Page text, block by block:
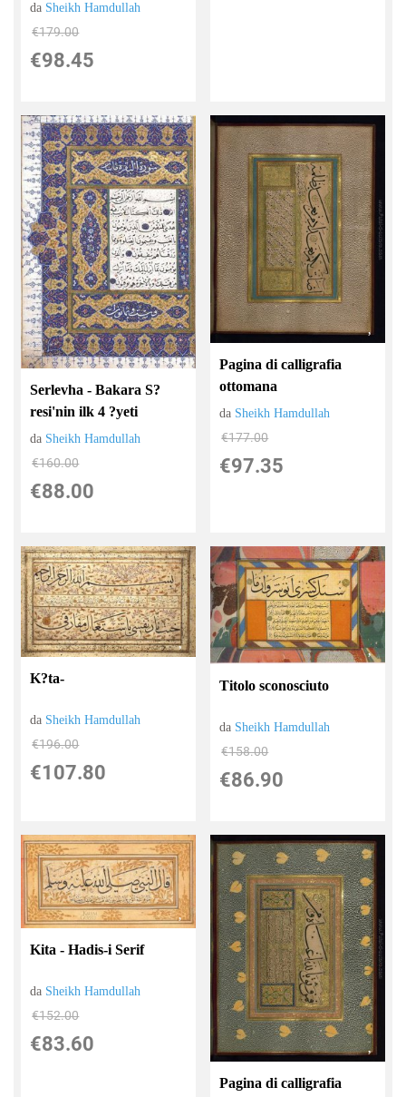
da Sheikh Hamdullah
€179.00
€98.45
Serlevha - Bakara S?
resi'nin ilk 4 ?yeti
da Sheikh Hamdullah
€160.00
€88.00
Pagina di calligrafia
ottomana
da Sheikh Hamdullah
€177.00
€97.35
K?ta-
da Sheikh Hamdullah
€196.00
€107.80
Titolo sconosciuto
da Sheikh Hamdullah
€158.00
€86.90
Kita - Hadis-i Serif
da Sheikh Hamdullah
€152.00
€83.60
Pagina di calligrafia